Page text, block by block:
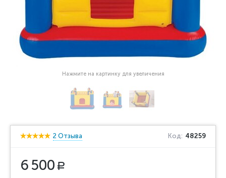
Нажмите на картинку для увеличения
2 Отзыва Код: 48259
6 500 Р